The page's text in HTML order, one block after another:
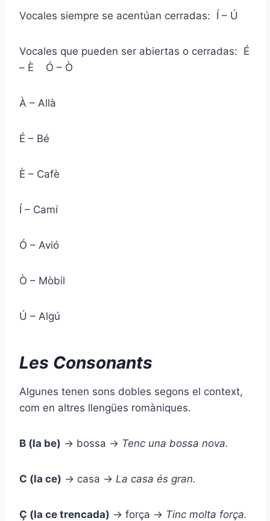
Vocales siempre se acentúan cerradas: Í – Ú
Vocales que pueden ser abiertas o cerradas: É
– È Ó – Ò
À – Allà
É – Bé
È – Cafè
Í – Camí
Ó – Avió
Ò – Mòbil
Ú – Algú
Les Consonants
Algunes tenen sons dobles segons el context,
com en altres llengües romàniques.
B (la be) → bossa → Tenc una bossa nova.
C (la ce) → casa → La casa és gran.
Ç (la ce trencada) → força → Tinc molta força.